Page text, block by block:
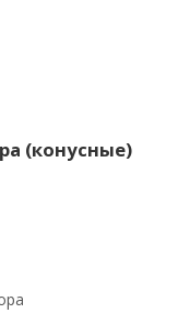
(конусные)